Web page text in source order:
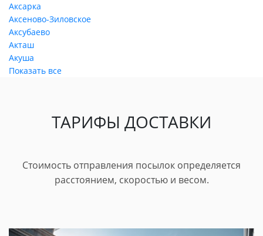
Аксарка
Аксеново-Зиловское
Аксубаево
Акташ
Акуша
Показать все
ТАРИФЫ ДОСТАВКИ
Стоимость отправления посылок определяется
расстоянием, скоростью и весом.